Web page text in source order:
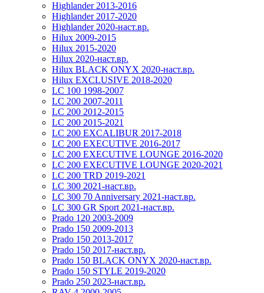
Highlander 2013-2016
Highlander 2017-2020
Highlander 2020-наст.вр.
Hilux 2009-2015
Hilux 2015-2020
Hilux 2020-наст.вр.
Hilux BLACK ONYX 2020-наст.вр.
Hilux EXCLUSIVE 2018-2020
LC 100 1998-2007
LC 200 2007-2011
LC 200 2012-2015
LC 200 2015-2021
LC 200 EXCALIBUR 2017-2018
LC 200 EXECUTIVE 2016-2017
LC 200 EXECUTIVE LOUNGE 2016-2020
LC 200 EXECUTIVE LOUNGE 2020-2021
LC 200 TRD 2019-2021
LC 300 2021-наст.вр.
LC 300 70 Anniversary 2021-наст.вр.
LC 300 GR Sport 2021-наст.вр.
Prado 120 2003-2009
Prado 150 2009-2013
Prado 150 2013-2017
Prado 150 2017-наст.вр.
Prado 150 BLACK ONYX 2020-наст.вр.
Prado 150 STYLE 2019-2020
Prado 250 2023-наст.вр.